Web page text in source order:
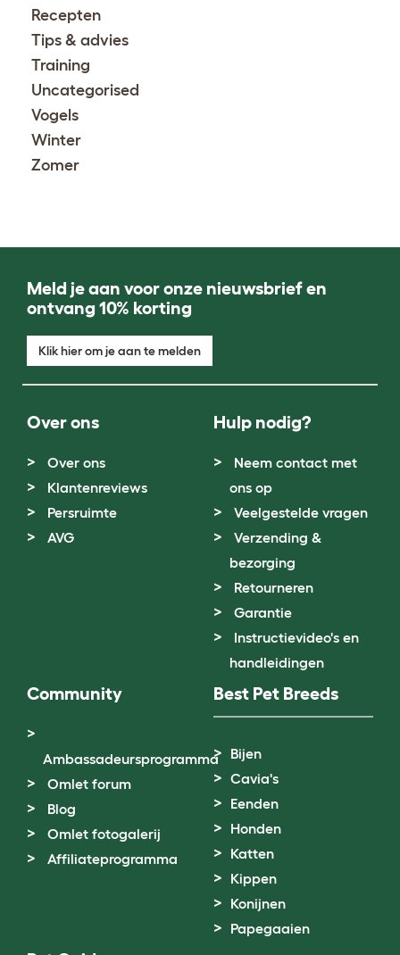
Recepten
Tips & advies
Training
Uncategorised
Vogels
Winter
Zomer
Meld je aan voor onze nieuwsbrief en
ontvang 10% korting
Klik hier om je aan te melden
Over ons
Over ons
Klantenreviews
Persruimte
AVG
Hulp nodig?
Neem contact met
ons op
Veelgestelde vragen
Verzending &
bezorging
Retourneren
Garantie
Instructievideo's en
handleidingen
Community
Ambassadeursprogramma
Omlet forum
Blog
Omlet fotogalerij
Affiliateprogramma
Best Pet Breeds
Bijen
Cavia's
Eenden
Honden
Katten
Kippen
Konijnen
Papegaaien